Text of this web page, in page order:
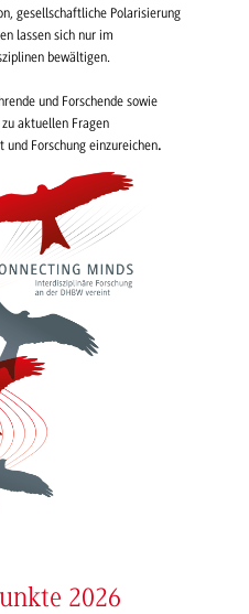
gesellschaftliche Polarisierung
lassen sich nur im
bewältigen.
und Forschende sowie
aktuellen Fragen
Forschung einzureichen.
2026